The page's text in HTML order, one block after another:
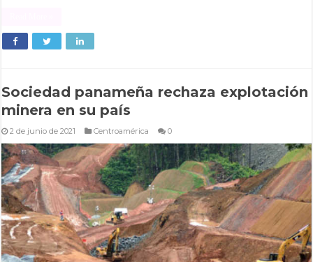
Sociedad panameña rechaza explotación
minera en su país
2 de junio de 2021 Centroamérica 0